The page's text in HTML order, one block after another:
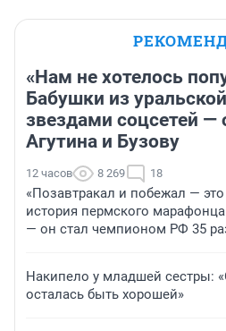
«Нам не хотелось
Бабушки из
звездами соцсетей —
Агутина и Бузову
12 часов 8 269 18
«Позавтракал и побежал —
история пермского
— он стал чемпионом РФ 35
Накипело у младшей сестры:
осталась быть хорошей»